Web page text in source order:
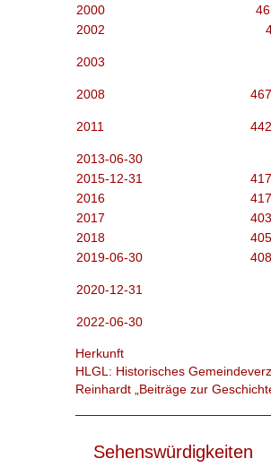
2000
2002
2003
2008 467
2011
2013-06-30
2015-12-31
2016
2017
2018
2019-06-30
408
2020-12-31
2022-06-30
Herkunft
HLGL: Historisches
Reinhardt „Beiträge zur
Sehenswürdigkeiten